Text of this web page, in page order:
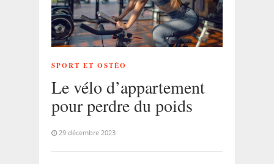
SPORT ET OSTÉO
Le vélo d’appartement
pour perdre du poids
29 décembre 2023